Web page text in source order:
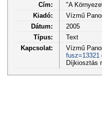
Cím:
"A
Kiadó:
Vízmű
Dátum:
2005
Típus:
Text
Kapcsolat:
Vízmű
fusz=13321
Díjkiosztás